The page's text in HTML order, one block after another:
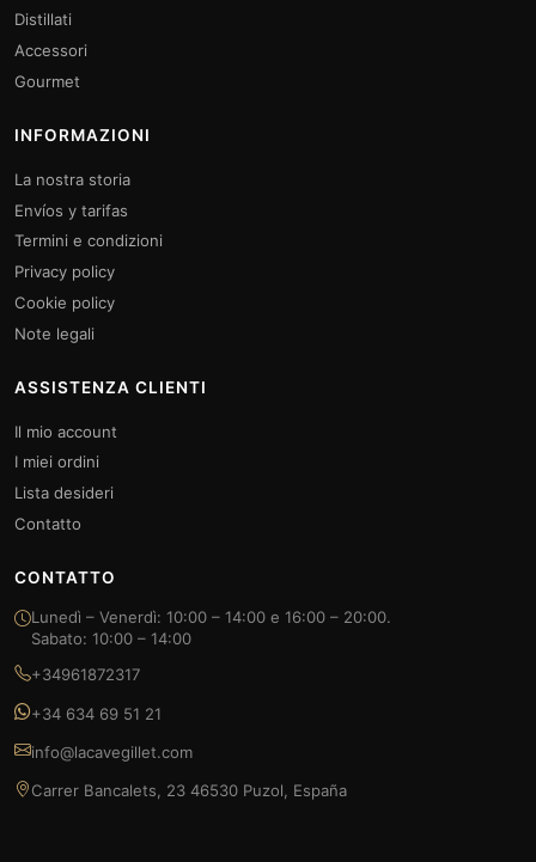
Distillati
Accessori
Gourmet
INFORMAZIONI
La nostra storia
Envíos y tarifas
Termini e condizioni
Privacy policy
Cookie policy
Note legali
ASSISTENZA CLIENTI
Il mio account
I miei ordini
Lista desideri
Contatto
CONTATTO
Lunedì – Venerdì: 10:00 – 14:00 e 16:00 – 20:00.
Sabato: 10:00 – 14:00
+34961872317
+34 634 69 51 21
info@lacavegillet.com
Carrer Bancalets, 23 46530 Puzol, España